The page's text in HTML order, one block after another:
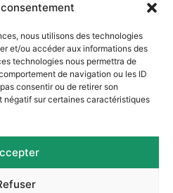
nous utilisons des technologies
et/ou accéder aux informations des
technologies nous permettra de
de navigation ou les ID
consentir ou de retirer son
sur certaines caractéristiques